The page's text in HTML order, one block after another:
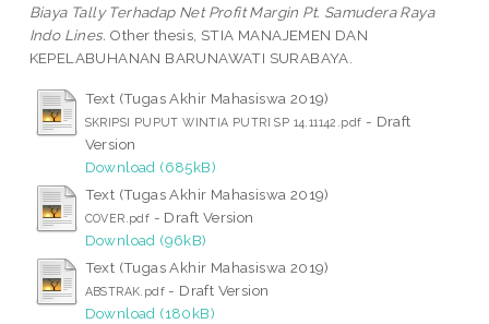
Biaya Tally Terhadap Net Profit Margin Pt. Samudera Raya
Indo Lines. Other thesis, STIA MANAJEMEN DAN
KEPELABUHANAN BARUNAWATI SURABAYA.
Text (Tugas Akhir Mahasiswa 2019)
SKRIPSI PUPUT WINTIA PUTRI SP 14.11142.pdf - Draft
Version
Download (685kB)
Text (Tugas Akhir Mahasiswa 2019)
COVER.pdf - Draft Version
Download (96kB)
Text (Tugas Akhir Mahasiswa 2019)
ABSTRAK.pdf - Draft Version
Download (180kB)